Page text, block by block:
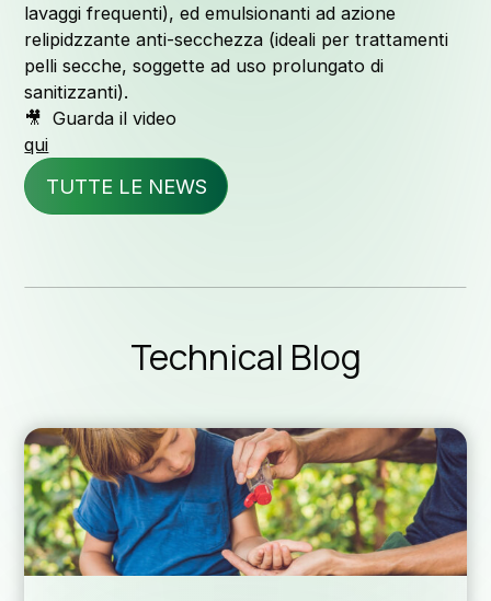
News
Blog
Rete di
lavaggi frequenti), ed emulsionanti ad azione
relipidzzante anti-secchezza (ideali per trattamenti
pelli secche, soggette ad uso prolungato di
sanitizzanti).
🎥 Guarda il video
qui
TUTTE LE NEWS
Technical Blog